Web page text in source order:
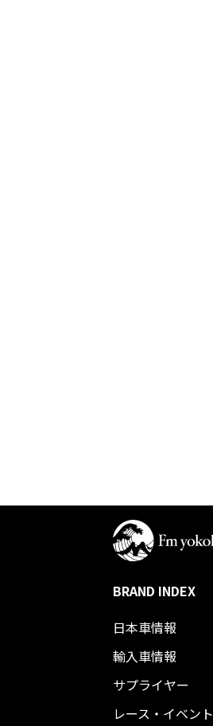
BRAND INDEX
日本車情報​
輸入車情報
サプライヤー
レース・イベント